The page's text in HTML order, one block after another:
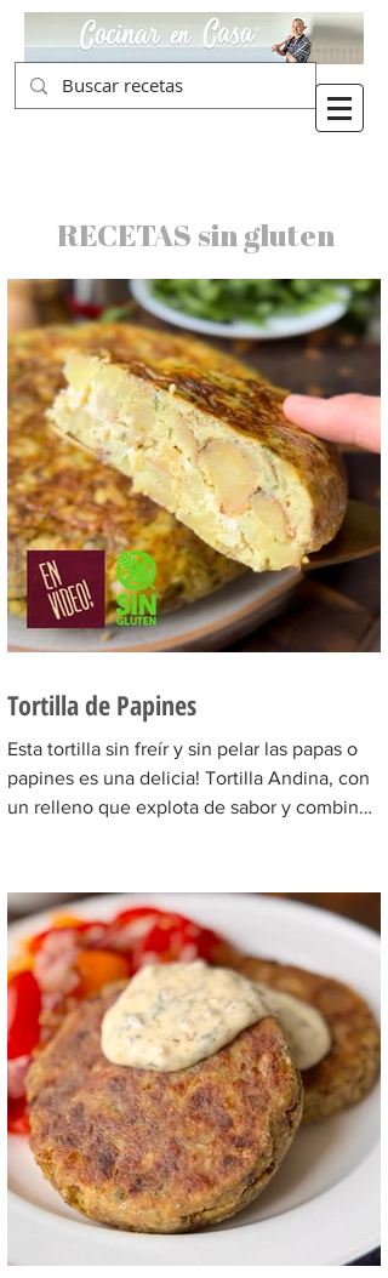
RECETAS sin gluten
Tortilla de Papines
Esta tortilla sin freír y sin pelar las papas o
papines es una delicia! Tortilla Andina, con
un relleno que explota de sabor y combina
salteada 200 gr, diente de ajo picado 1 u,
huevos 6, perejil picado 2 cda, sal c/n,
pimienta c/n y queso feta desmenuzado o
queso mantecoso 100 gr. PREPARACION
Hervir los papines con piel hasta que estén
cocidos. En una sartén com un poquito de
aceite de oliva coloc